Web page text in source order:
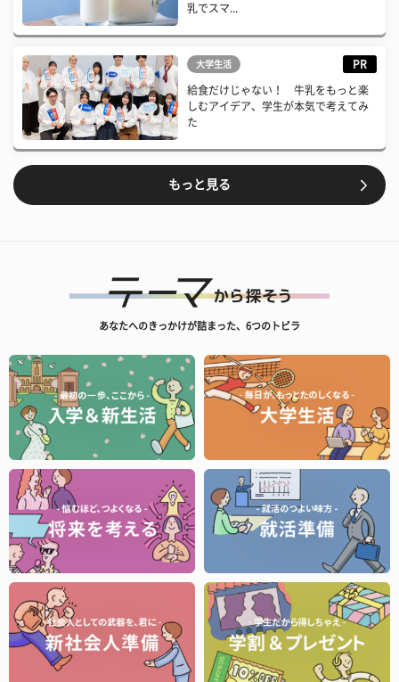
乳でスマ...
大学生活 PR
給食だけじゃない！ 牛乳をもっと楽
しむアイデア、学生が本気で考えてみ
た
もっと見る
あなたへのきっかけが詰まった、6つのトビラ